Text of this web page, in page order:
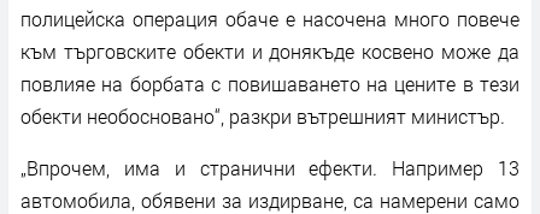
полицейска операция обаче е насочена много повече
към търговските обекти и донякъде косвено може да
повлияе на борбата с повишаването на цените в тези
обекти необосновано“, разкри вътрешният министър.
„Впрочем, има и странични ефекти. Например 13
автомобила, обявени за издирване, са намерени само